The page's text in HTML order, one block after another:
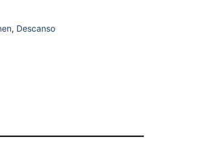
, Descanso